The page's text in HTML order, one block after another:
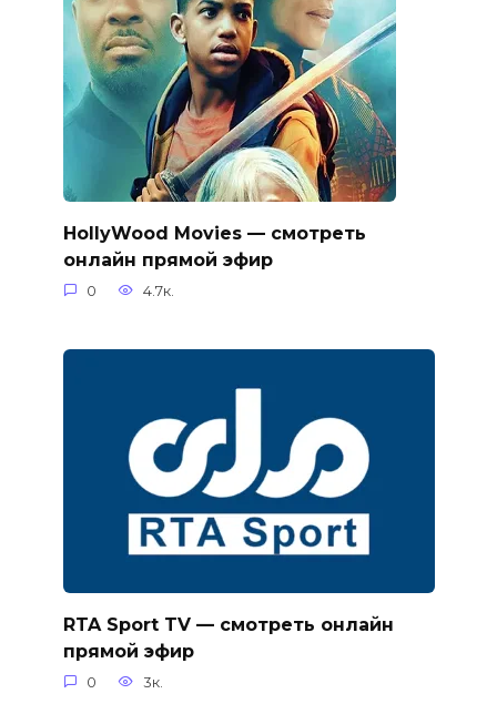
HollyWood Movies — смотреть
онлайн прямой эфир
0 4.7к.
RTA Sport TV — смотреть онлайн
прямой эфир
0 3к.